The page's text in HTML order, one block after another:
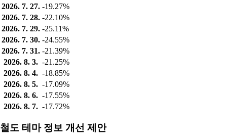
2026. 7. 27. -19.27%
2026. 7. 28. -22.10%
2026. 7. 29. -25.11%
2026. 7. 30. -24.55%
2026. 7. 31. -21.39%
2026. 8. 3. -21.25%
2026. 8. 4. -18.85%
2026. 8. 5. -17.09%
2026. 8. 6. -17.55%
2026. 8. 7. -17.72%
철도 테마 정보 개선 제안